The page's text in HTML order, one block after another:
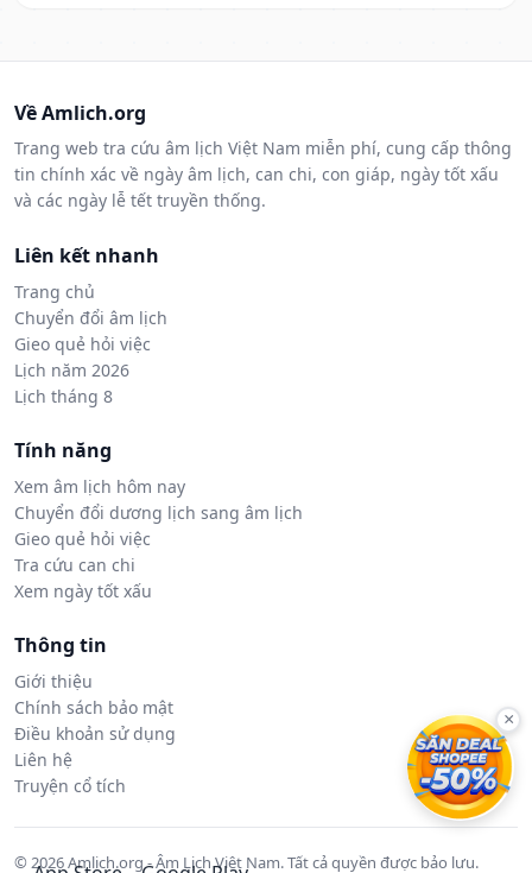
Về Amlich.org
Trang web tra cứu âm lịch Việt Nam miễn phí, cung cấp thông
tin chính xác về ngày âm lịch, can chi, con giáp, ngày tốt xấu
và các ngày lễ tết truyền thống.
Liên kết nhanh
Trang chủ
Chuyển đổi âm lịch
Gieo quẻ hỏi việc
Lịch năm 2026
Lịch tháng 8
Tính năng
Xem âm lịch hôm nay
Chuyển đổi dương lịch sang âm lịch
Gieo quẻ hỏi việc
Tra cứu can chi
Xem ngày tốt xấu
Thông tin
Giới thiệu
Chính sách bảo mật
Điều khoản sử dụng
Liên hệ
Truyện cổ tích
© 2026 Amlich.org - Âm Lịch Việt Nam. Tất cả quyền được bảo lưu.
×